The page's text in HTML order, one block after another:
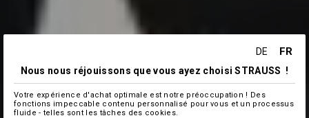
DE FR
Nous nous réjouissons que vous ayez choisi STRAUSS !
Votre expérience d'achat optimale est notre préoccupation ! Des
fonctions impeccable contenu personnalisé pour vous et un processus
fluide - telles sont les tâches des cookies.